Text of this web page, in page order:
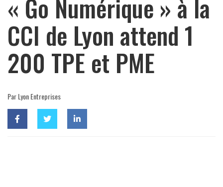
« Go Numérique » à la
CCI de Lyon attend 1
200 TPE et PME
Par Lyon Entreprises